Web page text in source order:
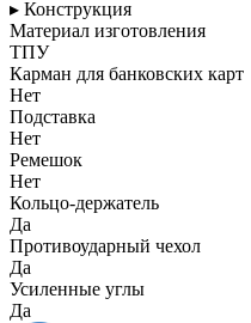
▸ Конструкция
Материал изготовления
ТПУ
Карман для банковских карт
Нет
Подставка
Нет
Ремешок
Нет
Кольцо-держатель
Да
Противоударный чехол
Да
Усиленные углы
Да